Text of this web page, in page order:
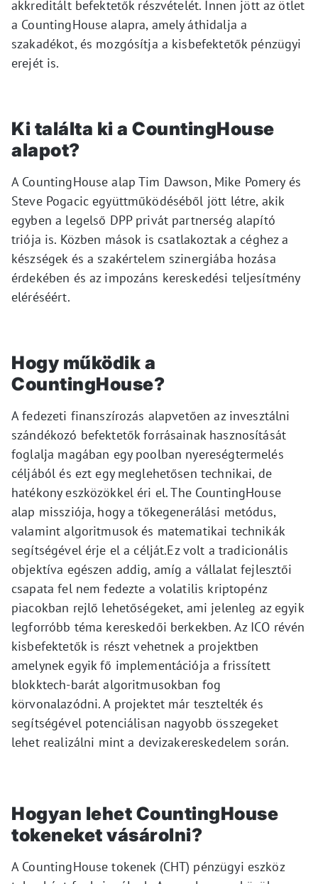
akkreditált befektetők részvételét. Innen jött az ötlet
a CountingHouse alapra, amely áthidalja a
szakadékot, és mozgósítja a kisbefektetők pénzügyi
erejét is.
Ki találta ki a CountingHouse
alapot?
A CountingHouse alap Tim Dawson, Mike Pomery és
Steve Pogacic együttműködéséből jött létre, akik
egyben a legelső DPP privát partnerség alapító
triója is. Közben mások is csatlakoztak a céghez a
készségek és a szakértelem szinergiába hozása
érdekében és az impozáns kereskedési teljesítmény
eléréséért.
Hogy működik a
CountingHouse?
A fedezeti finanszírozás alapvetően az invesztálni
szándékozó befektetők forrásainak hasznosítását
foglalja magában egy poolban nyereségtermelés
céljából és ezt egy meglehetősen technikai, de
hatékony eszközökkel éri el. The CountingHouse
alap missziója, hogy a tőkegenerálási metódus,
valamint algoritmusok és matematikai technikák
segítségével érje el a célját.Ez volt a tradicionális
objektíva egészen addig, amíg a vállalat fejlesztői
csapata fel nem fedezte a volatilis kriptopénz
piacokban rejlő lehetőségeket, ami jelenleg az egyik
legforróbb téma kereskedői berkekben. Az ICO révén
kisbefektetők is részt vehetnek a projektben
amelynek egyik fő implementációja a frissített
blokktech-barát algoritmusokban fog
körvonalazódni. A projektet már tesztelték és
segítségével potenciálisan nagyobb összegeket
lehet realizálni mint a devizakereskedelem során.
Hogyan lehet CountingHouse
tokeneket vásárolni?
A CountingHouse tokenek (CHT) pénzügyi eszköz